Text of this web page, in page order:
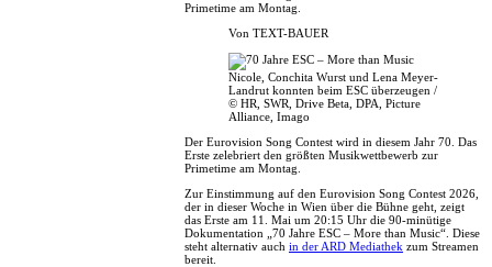
Primetime am Montag.
Von TEXT-BAUER
Nicole, Conchita Wurst und Lena Meyer-
Landrut konnten beim ESC überzeugen /
© HR, SWR, Drive Beta, DPA, Picture
Alliance, Imago
Der Eurovision Song Contest wird in diesem Jahr 70. Das
Erste zelebriert den größten Musikwettbewerb zur
Primetime am Montag.
Zur Einstimmung auf den Eurovision Song Contest 2026,
der in dieser Woche in Wien über die Bühne geht, zeigt
das Erste am 11. Mai um 20:15 Uhr die 90-minütige
Dokumentation „70 Jahre ESC – More than Music“. Diese
steht alternativ auch in der ARD Mediathek zum Streamen
bereit.